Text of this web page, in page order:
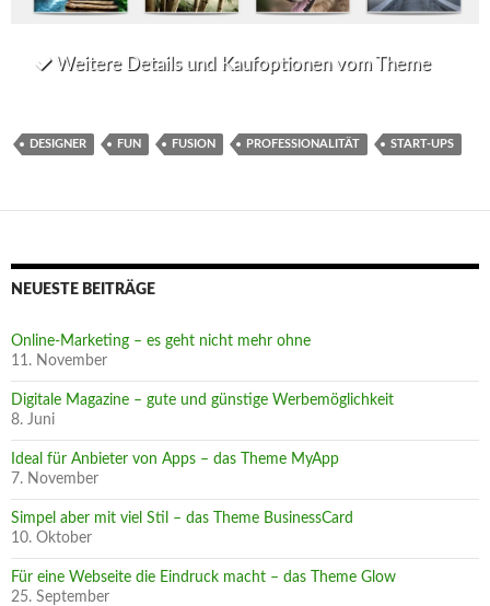
Weitere Details und Kaufoptionen vom Theme
DESIGNER FUN FUSION PROFESSIONALITÄT START-UPS
NEUESTE BEITRÄGE
Online-Marketing – es geht nicht mehr ohne
11. November
Digitale Magazine – gute und günstige Werbemöglichkeit
8. Juni
Ideal für Anbieter von Apps – das Theme MyApp
7. November
Simpel aber mit viel Stil – das Theme BusinessCard
10. Oktober
Für eine Webseite die Eindruck macht – das Theme Glow
25. September